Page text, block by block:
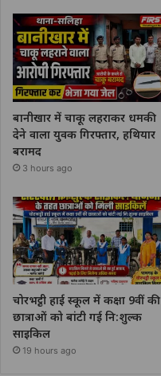
बानीखार में चाकू लहराकर धमकी
देने वाला युवक गिरफ्तार, हथियार
बरामद
3 hours ago
चोरभट्ठी हाई स्कूल में कक्षा 9वीं की
छात्राओं को बांटी गई नि:शुल्क
साइकिल
19 hours ago